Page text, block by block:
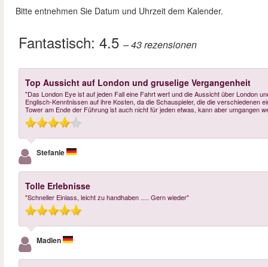
Bitte entnehmen Sie Datum und Uhrzeit dem Kalender.
Fantastisch: 4.5 – 43rezensionen
Top Aussicht auf London und gruselige Vergangenheit
"Das London Eye ist auf jeden Fall eine Fahrt wert und die Aussicht über London
Englisch-Kenntnissen auf ihre Kosten, da die Schauspieler, die die
Tower am Ende der Führung ist auch nicht für jeden etwas, kann aber umgangen
Stefanie
Tolle Erlebnisse
"Schneller Einlass, leicht zu handhaben …. Gern wieder"
Madlen